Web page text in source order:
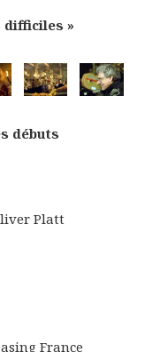
difficiles »
débuts
Platt
France